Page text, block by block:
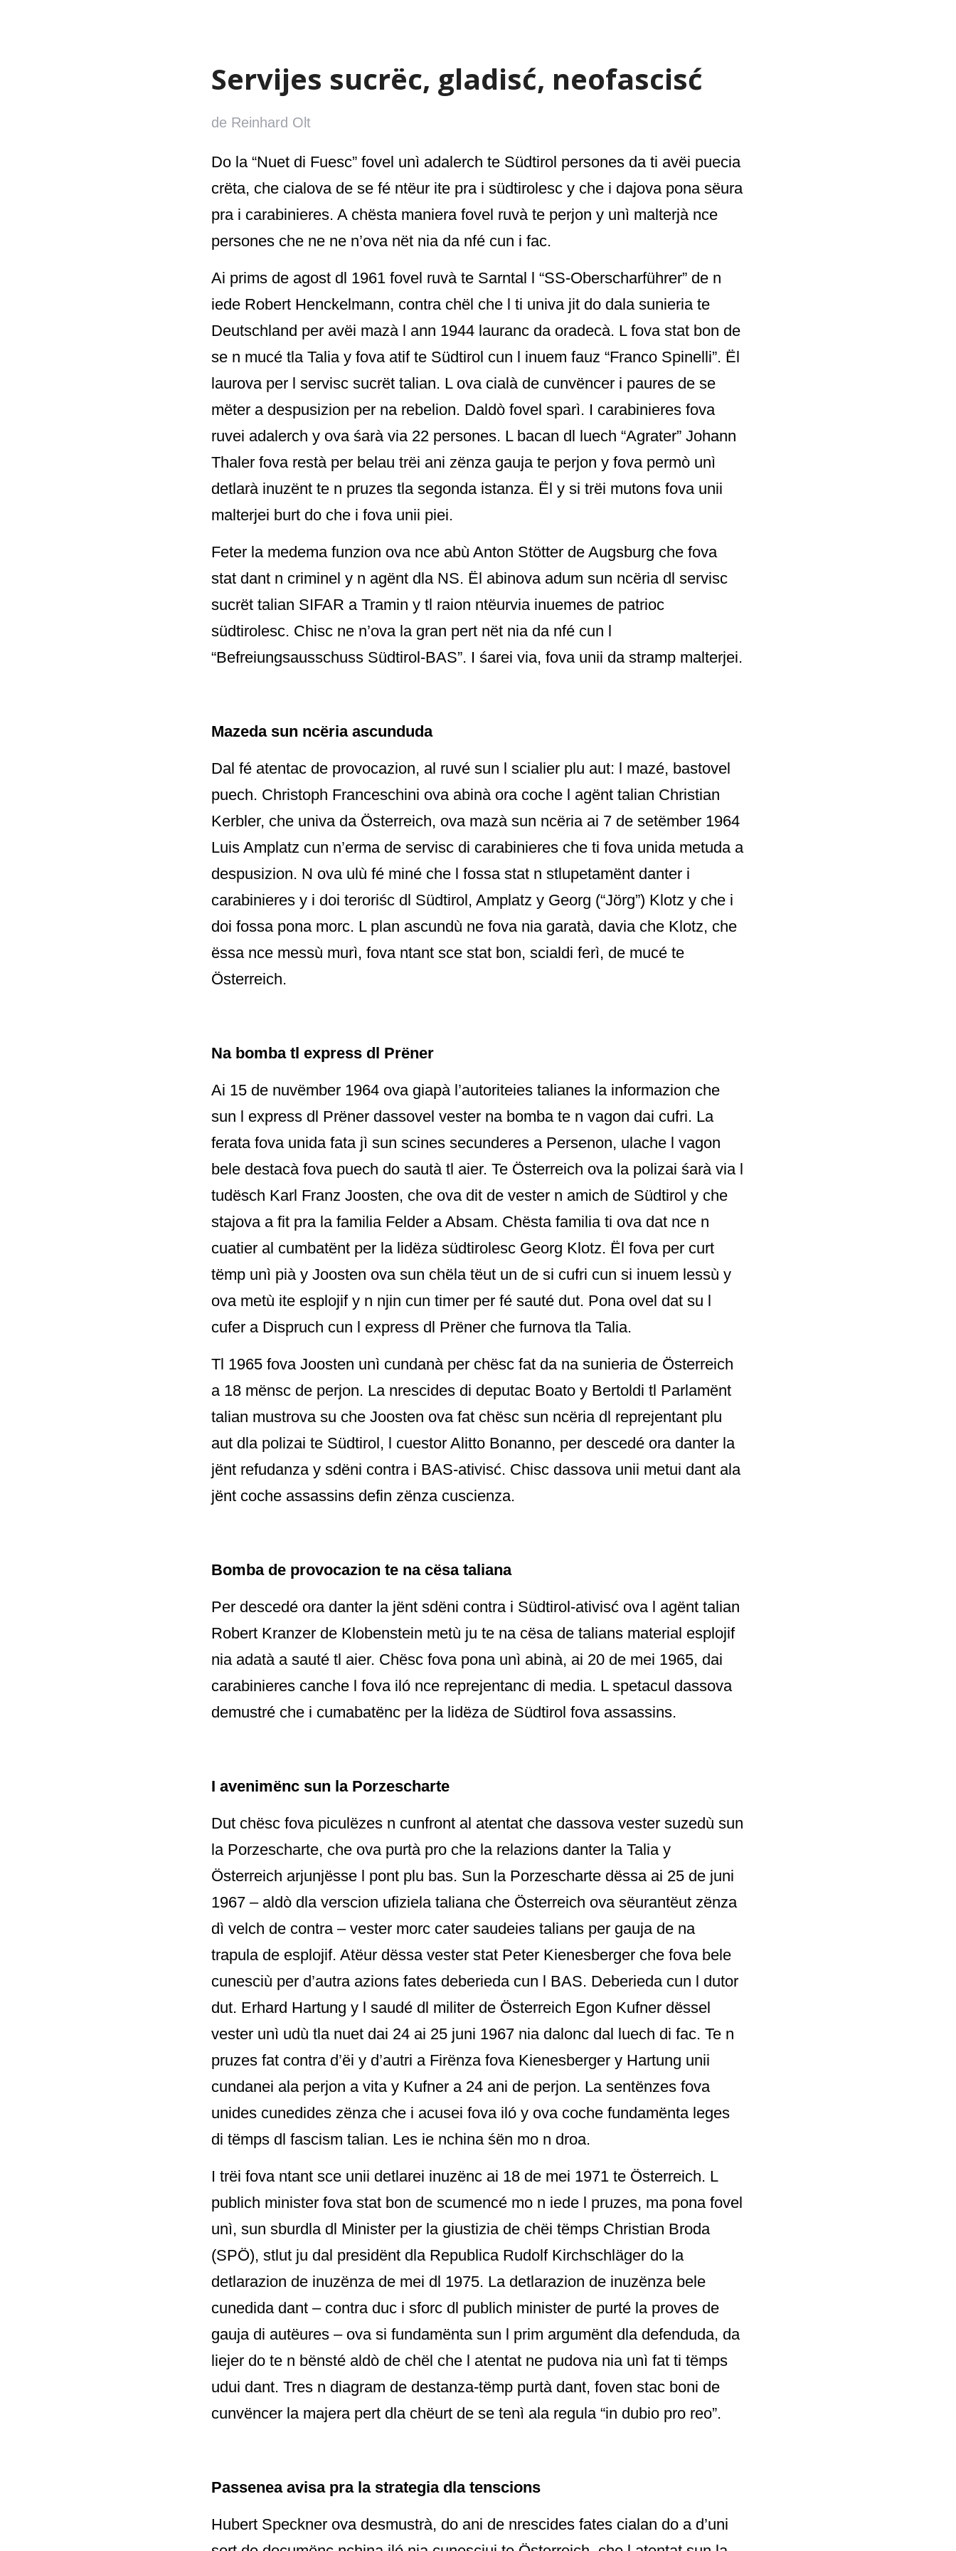
Servijes sucrëc, gladisć, neofascisć
de Reinhard Olt
Do la “Nuet di Fuesc” fovel unì adalerch te Südtirol persones da ti avëi puecia
crëta, che cialova de se fé ntëur ite pra i südtirolesc y che i dajova pona sëura
pra i carabinieres. A chësta maniera fovel ruvà te perjon y unì malterjà nce
persones che ne ne n’ova nët nia da nfé cun i fac.
Ai prims de agost dl 1961 fovel ruvà te Sarntal l “SS-Oberscharführer” de n
iede Robert Henckelmann, contra chël che l ti univa jit do dala sunieria te
Deutschland per avëi mazà l ann 1944 lauranc da oradecà. L fova stat bon de
se n mucé tla Talia y fova atif te Südtirol cun l inuem fauz “Franco Spinelli”. Ël
laurova per l servisc sucrët talian. L ova cialà de cunvëncer i paures de se
mëter a despusizion per na rebelion. Daldò fovel sparì. I carabinieres fova
ruvei adalerch y ova śarà via 22 persones. L bacan dl luech “Agrater” Johann
Thaler fova restà per belau trëi ani zënza gauja te perjon y fova permò unì
detlarà inuzënt te n pruzes tla segonda istanza. Ël y si trëi mutons fova unii
malterjei burt do che i fova unii piei.
Feter la medema funzion ova nce abù Anton Stötter de Augsburg che fova
stat dant n criminel y n agënt dla NS. Ël abinova adum sun ncëria dl servisc
sucrët talian SIFAR a Tramin y tl raion ntëurvia inuemes de patrioc
südtirolesc. Chisc ne n’ova la gran pert nët nia da nfé cun l
“Befreiungsausschuss Südtirol-BAS”. I śarei via, fova unii da stramp malterjei.
Mazeda sun ncëria ascunduda
Dal fé atentac de provocazion, al ruvé sun l scialier plu aut: l mazé, bastovel
puech. Christoph Franceschini ova abinà ora coche l agënt talian Christian
Kerbler, che univa da Österreich, ova mazà sun ncëria ai 7 de setëmber 1964
Luis Amplatz cun n’erma de servisc di carabinieres che ti fova unida metuda a
despusizion. N ova ulù fé miné che l fossa stat n stlupetamënt danter i
carabinieres y i doi teroriśc dl Südtirol, Amplatz y Georg (“Jörg”) Klotz y che i
doi fossa pona morc. L plan ascundù ne fova nia garatà, davia che Klotz, che
ëssa nce messù murì, fova ntant sce stat bon, scialdi ferì, de mucé te
Österreich.
Na bomba tl express dl Prëner
Ai 15 de nuvëmber 1964 ova giapà l’autoriteies talianes la informazion che
sun l express dl Prëner dassovel vester na bomba te n vagon dai cufri. La
ferata fova unida fata jì sun scines secunderes a Persenon, ulache l vagon
bele destacà fova puech do sautà tl aier. Te Österreich ova la polizai śarà via l
tudësch Karl Franz Joosten, che ova dit de vester n amich de Südtirol y che
stajova a fit pra la familia Felder a Absam. Chësta familia ti ova dat nce n
cuatier al cumbatënt per la lidëza südtirolesc Georg Klotz. Ël fova per curt
tëmp unì pià y Joosten ova sun chëla tëut un de si cufri cun si inuem lessù y
ova metù ite esplojif y n njin cun timer per fé sauté dut. Pona ovel dat su l
cufer a Dispruch cun l express dl Prëner che furnova tla Talia.
Tl 1965 fova Joosten unì cundanà per chësc fat da na sunieria de Österreich
a 18 mënsc de perjon. La nrescides di deputac Boato y Bertoldi tl Parlamënt
talian mustrova su che Joosten ova fat chësc sun ncëria dl reprejentant plu
aut dla polizai te Südtirol, l cuestor Alitto Bonanno, per descedé ora danter la
jënt refudanza y sdëni contra i BAS-ativisć. Chisc dassova unii metui dant ala
jënt coche assassins defin zënza cuscienza.
Bomba de provocazion te na cësa taliana
Per descedé ora danter la jënt sdëni contra i Südtirol-ativisć ova l agënt talian
Robert Kranzer de Klobenstein metù ju te na cësa de talians material esplojif
nia adatà a sauté tl aier. Chësc fova pona unì abinà, ai 20 de mei 1965, dai
carabinieres canche l fova iló nce reprejentanc di media. L spetacul dassova
demustré che i cumabatënc per la lidëza de Südtirol fova assassins.
I avenimënc sun la Porzescharte
Dut chësc fova piculëzes n cunfront al atentat che dassova vester suzedù sun
la Porzescharte, che ova purtà pro che la relazions danter la Talia y
Österreich arjunjësse l pont plu bas. Sun la Porzescharte dëssa ai 25 de juni
1967 – aldò dla verscion ufiziela taliana che Österreich ova sëurantëut zënza
dì velch de contra – vester morc cater saudeies talians per gauja de na
trapula de esplojif. Atëur dëssa vester stat Peter Kienesberger che fova bele
cunesciù per d’autra azions fates deberieda cun l BAS. Deberieda cun l dutor
dut. Erhard Hartung y l saudé dl militer de Österreich Egon Kufner dëssel
vester unì udù tla nuet dai 24 ai 25 juni 1967 nia dalonc dal luech di fac. Te n
pruzes fat contra d’ëi y d’autri a Firënza fova Kienesberger y Hartung unii
cundanei ala perjon a vita y Kufner a 24 ani de perjon. La sentënzes fova
unides cunedides zënza che i acusei fova iló y ova coche fundamënta leges
di tëmps dl fascism talian. Les ie nchina śën mo n droa.
I trëi fova ntant sce unii detlarei inuzënc ai 18 de mei 1971 te Österreich. L
publich minister fova stat bon de scumencé mo n iede l pruzes, ma pona fovel
unì, sun sburdla dl Minister per la giustizia de chëi tëmps Christian Broda
(SPÖ), stlut ju dal presidënt dla Republica Rudolf Kirchschläger do la
detlarazion de inuzënza de mei dl 1975. La detlarazion de inuzënza bele
cunedida dant – contra duc i sforc dl publich minister de purté la proves de
gauja di autëures – ova si fundamënta sun l prim argumënt dla defenduda, da
liejer do te n bënsté aldò de chël che l atentat ne pudova nia unì fat ti tëmps
udui dant. Tres n diagram de destanza-tëmp purtà dant, foven stac boni de
cunvëncer la majera pert dla chëurt de se tenì ala regula “in dubio pro reo”.
Passenea avisa pra la strategia dla tenscions
Hubert Speckner ova desmustrà, do ani de nrescides fates cialan do a d’uni